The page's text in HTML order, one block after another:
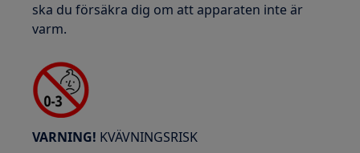
ska du försäkra dig om att apparaten inte är
varm.
VARNING! KVÄVNINGSRISK